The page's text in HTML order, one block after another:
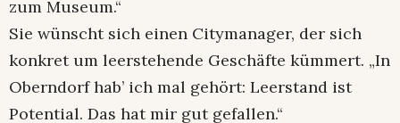
zum Museum.“
Sie wünscht sich einen Citymanager, der sich
konkret um leerstehende Geschäfte kümmert. „In
Oberndorf hab’ ich mal gehört: Leerstand ist
Potential. Das hat mir gut gefallen.“